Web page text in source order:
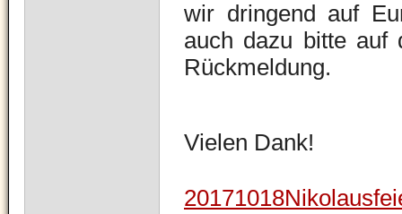
wir dringend auf
auch dazu bitte auf
Rückmeldung.
Vielen Dank!